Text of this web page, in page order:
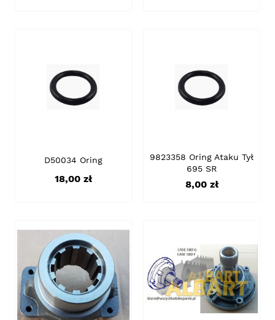
D50034 Oring
Cena
18,00 zł
9823358 Oring Ataku Tył
695 SR
Cena
8,00 zł